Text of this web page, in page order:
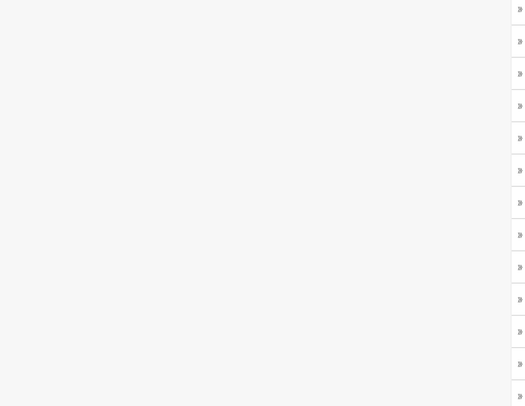
»
»
»
»
»
»
»
»
»
»
»
»
»